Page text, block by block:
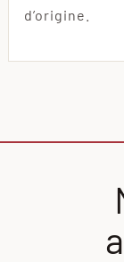
d’origine.